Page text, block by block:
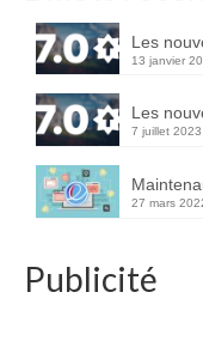
Les
13 janvier
Les
7 juillet 2023
27 mars
Publicité